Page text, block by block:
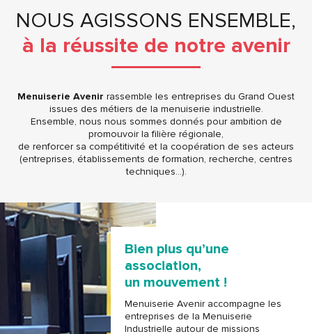
NOUS AGISSONS ENSEMBLE,
à la réussite de notre avenir
Menuiserie Avenir rassemble les entreprises du Grand Ouest
issues des métiers de la menuiserie industrielle.
Ensemble, nous nous sommes donnés pour ambition de
promouvoir la filière régionale,
de renforcer sa compétitivité et la coopération de ses acteurs
(entreprises, établissements de formation, recherche, centres
techniques…).
Bien plus qu’une
association,
un mouvement !
Menuiserie Avenir accompagne les
entreprises de la Menuiserie
Industrielle autour de missions